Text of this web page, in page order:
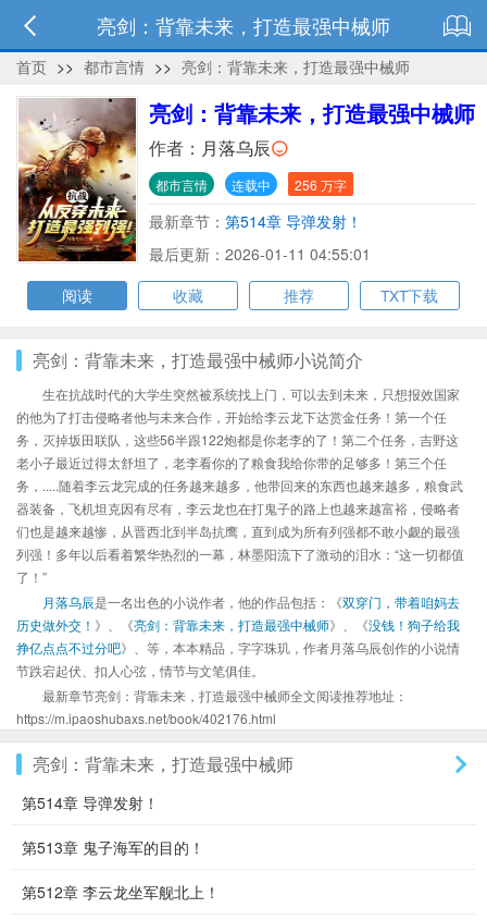
亮剑：背靠未来，打造最强中械师
首页 >> 都市言情 >> 亮剑：背靠未来，打造最强中械师
亮剑：背靠未来，打造最强中械师
作者： 月落乌辰
都市言情 连载中 256 万字
最新章节： 第514章 导弹发射！
最后更新：2026-01-11 04:55:01
阅读
收藏 推荐 TXT下载
亮剑：背靠未来，打造最强中械师小说简介
生在抗战时代的大学生突然被系统找上门，可以去到未来，只想报效国家
的他为了打击侵略者他与未来合作，开始给李云龙下达赏金任务！第一个任
务，灭掉坂田联队，这些56半跟122炮都是你老李的了！第二个任务，吉野这
老小子最近过得太舒坦了，老李看你的了粮食我给你带的足够多！第三个任
务，.....随着李云龙完成的任务越来越多，他带回来的东西也越来越多，粮食武
器装备，飞机坦克因有尽有，李云龙也在打鬼子的路上也越来越富裕，侵略者
们也是越来越惨，从晋西北到半岛抗鹰，直到成为所有列强都不敢小觑的最强
列强！多年以后看着繁华热烈的一幕，林墨阳流下了激动的泪水：“这一切都值
了！”
月落乌辰是一名出色的小说作者，他的作品包括：《双穿门，带着咱妈去
历史做外交！ 》、《亮剑：背靠未来，打造最强中械师》、《没钱！狗子给我
挣亿点点不过分吧》、等，本本精品，字字珠玑，作者月落乌辰创作的小说情
节跌宕起伏、扣人心弦，情节与文笔俱佳。
最新章节亮剑：背靠未来，打造最强中械师全文阅读推荐地址：
https://m.ipaoshubaxs.net/book/402176.html
亮剑：背靠未来，打造最强中械师
第514章 导弹发射！
第513章 鬼子海军的目的！
第512章 李云龙坐军舰北上！